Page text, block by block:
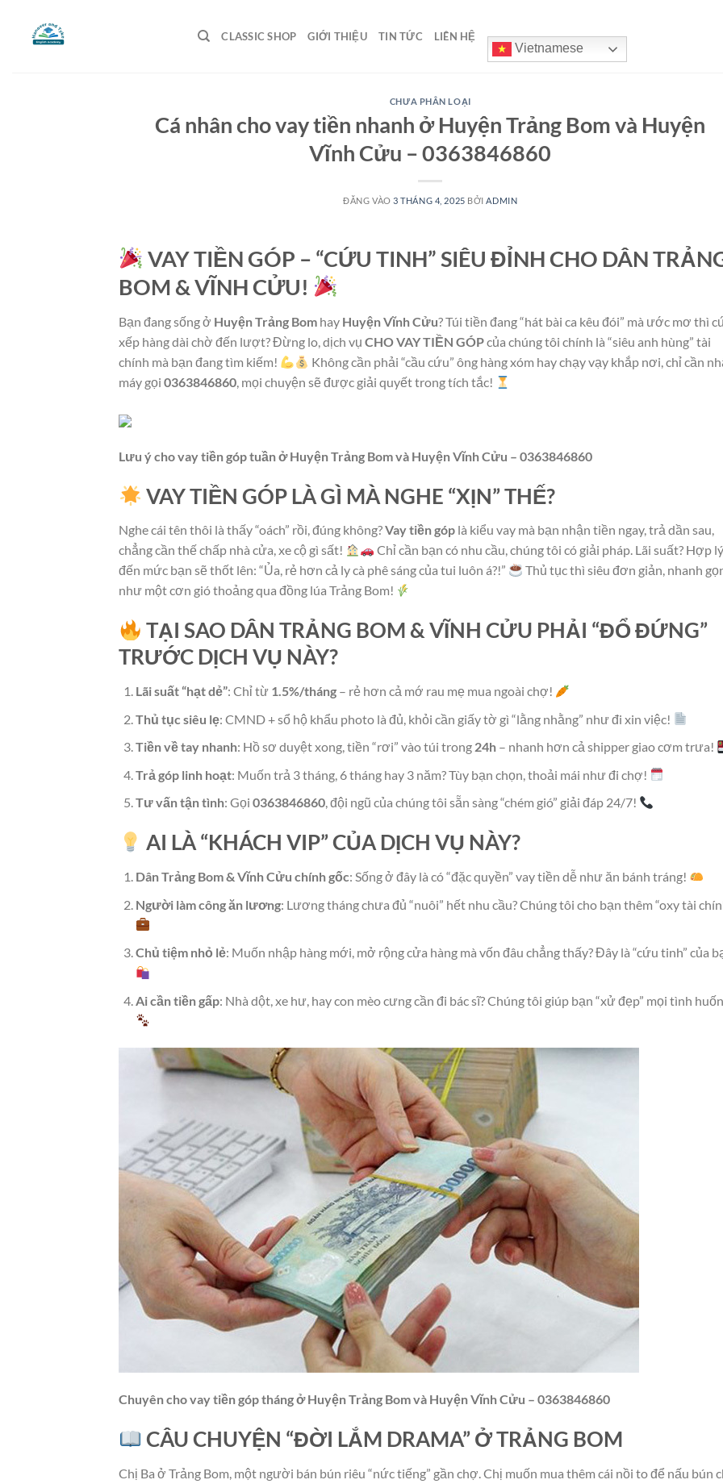
CLASSIC SHOP GIỚI THIỆU TIN TỨC LIÊN HỆ
Vietnamese
CHƯA PHÂN LOẠI
Cá nhân cho vay tiền nhanh ở Huyện Trảng Bom và Huyện
Vĩnh Cửu – 0363846860
ĐĂNG VÀO 3 THÁNG 4, 2025 BỞI ADMIN
VAY TIỀN GÓP – “CỨU TINH” SIÊU ĐỈNH CHO DÂN
BOM & VĨNH CỬU!
Bạn đang sống ở Huyện Trảng Bom hay Huyện Vĩnh Cửu? Túi tiền đang “hát bài ca kêu đói” mà ước mơ thì
xếp hàng dài chờ đến lượt? Đừng lo, dịch vụ CHO VAY TIỀN GÓPcủa chúng tôi chính là “siêu anh hùng” tài
chính mà bạn đang tìm kiếm!
Không cần phải “cầu cứu” ông hàng xóm hay chạy vạy khắp nơi, chỉ cần
máy gọi 0363846860, mọi chuyện sẽ được giải quyết trong tích tắc!
Lưu ý cho vay tiền góp tuần ở Huyện Trảng Bom và Huyện Vĩnh Cửu – 0363846860
VAY TIỀN GÓP LÀ GÌ MÀ NGHE “XỊN” THẾ?
Nghe cái tên thôi là thấy “oách” rồi, đúng không?Vay tiền góp là kiểu vay mà bạn nhận tiền ngay, trả dần sau,
chẳng cần thế chấp nhà cửa, xe cộ gì sất!
Chỉ cần bạn có nhu cầu, chúng tôi có giải pháp. Lãi suất? Hợp lý
đến mức bạn sẽ thốt lên: “Ủa, rẻ hơn cả ly cà phê sáng của tui luôn á?!”
Thủ tục thì siêu đơn giản, nhanh
như một cơn gió thoảng qua đồng lúa Trảng Bom!
TẠI SAO DÂN TRẢNG BOM & VĨNH CỬU PHẢI “ĐỔ ĐỨNG”
TRƯỚC DỊCH VỤ NÀY?
Lãi suất “hạt dẻ”: Chỉ từ 1.5%/tháng– rẻ hơn cả mớ rau mẹ mua ngoài chợ!
Thủ tục siêu lẹ: CMND + sổ hộ khẩu photo là đủ, khỏi cần giấy tờ gì “lằng nhằng” như đi xin việc!
Tiền về tay nhanh: Hồ sơ duyệt xong, tiền “rơi” vào túi trong 24h– nhanh hơn cả shipper giao cơm trưa!
Trả góp linh hoạt: Muốn trả 3 tháng, 6 tháng hay 3 năm? Tùy bạn chọn, thoải mái như đi chợ!
Tư vấn tận tình: Gọi 0363846860, đội ngũ của chúng tôi sẵn sàng “chém gió” giải đáp 24/7!
AI LÀ “KHÁCH VIP” CỦA DỊCH VỤ NÀY?
Dân Trảng Bom & Vĩnh Cửu chính gốc: Sống ở đây là có “đặc quyền” vay tiền dễ như ăn bánh tráng!
Người làm công ăn lương: Lương tháng chưa đủ “nuôi” hết nhu cầu? Chúng tôi cho bạn thêm “oxy tài
Chủ tiệm nhỏ lẻ: Muốn nhập hàng mới, mở rộng cửa hàng mà vốn đâu chẳng thấy? Đây là “cứu tinh” của
Ai cần tiền gấp: Nhà dột, xe hư, hay con mèo cưng cần đi bác sĩ? Chúng tôi giúp bạn “xử đẹp” mọi tình
Chuyên cho vay tiền góp tháng ở Huyện Trảng Bom và Huyện Vĩnh Cửu – 0363846860
CÂU CHUYỆN “ĐỜI LẮM DRAMA” Ở TRẢNG BOM
Chị Ba ở Trảng Bom, một người bán bún riêu “nức tiếng” gần chợ. Chị muốn mua thêm cái nồi to để nấu bún